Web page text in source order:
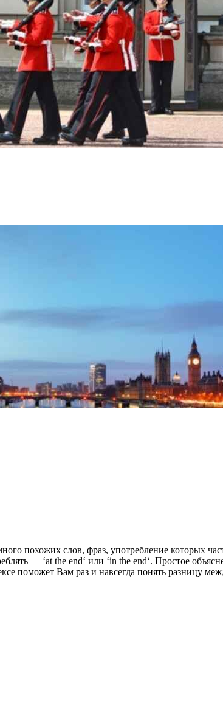
похожих слов, фраз, употребление которых
— ‘at the end‘ или ‘in the end‘. Простое
поможет Вам раз и навсегда понять разницу